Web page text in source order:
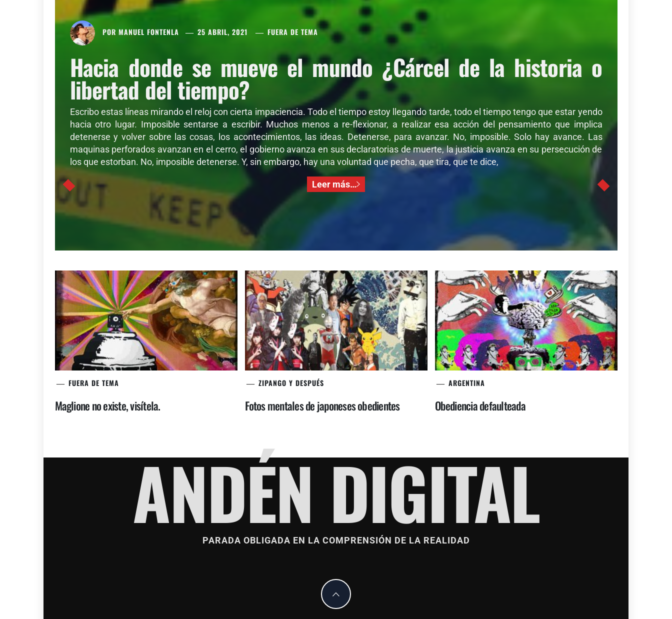
POR MANUEL FONTENLA 25 ABRIL, 2021 FUERA DE TEMA
Hacia donde se mueve el mundo ¿Cárcel de la historia o
libertad del tiempo?
Escribo estas líneas mirando el reloj con cierta impaciencia. Todo el tiempo estoy llegando tarde, todo el tiempo tengo que estar yendo
hacia otro lugar. Imposible sentarse a escribir. Muchos menos a re-flexionar, a realizar esa acción del pensamiento que implica
detenerse y volver sobre las cosas, los acontecimientos, las ideas. Detenerse, para avanzar. No, imposible. Solo hay avance. Las
maquinas perforados avanzan en el cerro, el gobierno avanza en sus declaratorias de muerte, la justicia avanza en su persecución de
los que estorban. No, imposible detenerse. Y, sin embargo, hay una voluntad que pecha, que tira, que te dice,
Leer más…
FUERA DE TEMA
Maglione no existe, visítela.
ZIPANGO Y DESPUÉS
Fotos mentales de japoneses obedientes
ARGENTINA
Obediencia defaulteada
ANDÉN DIGITAL
PARADA OBLIGADA EN LA COMPRENSIÓN DE LA REALIDAD